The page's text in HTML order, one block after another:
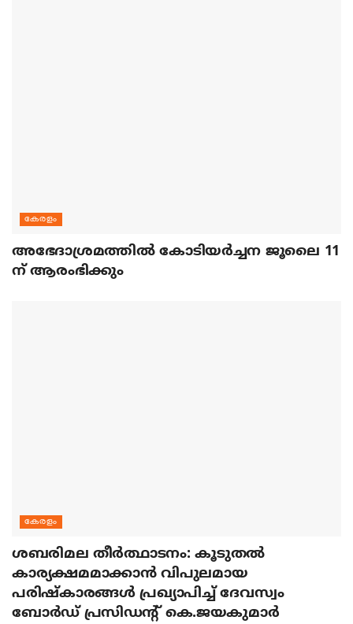
കേരളം
അഭേദാശ്രമത്തില്‍ കോടിയര്‍ച്ചന ജൂലൈ 11
ന് ആരംഭിക്കും
കേരളം
ശബരിമല തീര്‍ത്ഥാടനം: കൂടുതല്‍
കാര്യക്ഷമമാക്കാന്‍ വിപുലമായ
പരിഷ്‌കാരങ്ങള്‍ പ്രഖ്യാപിച്ച് ദേവസ്വം
ബോര്‍ഡ് പ്രസിഡന്റ് കെ.ജയകുമാര്‍